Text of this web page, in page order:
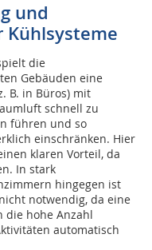
und
Kühlsysteme
die
Gebäuden eine
B. in Büros) mit
schnell zu
führen und so
einschränken. Hier
klaren Vorteil, da
In stark
hingegen ist
notwendig, da eine
die hohe Anzahl
automatisch